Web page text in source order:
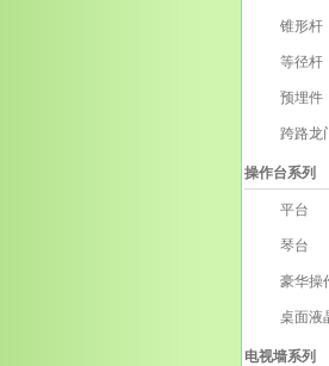
锥形杆
等径杆
预埋件
跨路龙
操作台系列
平台
琴台
豪华操
桌面液
电视墙系列